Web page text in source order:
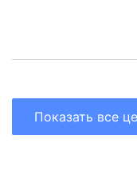
Показать все